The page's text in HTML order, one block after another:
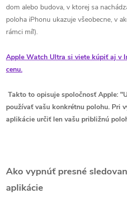
dom alebo budova, v ktorej sa
poloha iPhonu ukazuje všeobecne, v
rámci míľ).
Apple Watch Ultra si viete kúpiť aj v
cenu.
Takto to opisuje spoločnosť Apple:
používať vašu konkrétnu polohu. Pri
aplikácie určiť len vašu približnú
Ako vypnúť presné
aplikácie